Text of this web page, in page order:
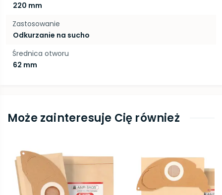
220 mm
Zastosowanie
Odkurzanie na sucho
Średnica otworu
62 mm
Może zainteresuje Cię również